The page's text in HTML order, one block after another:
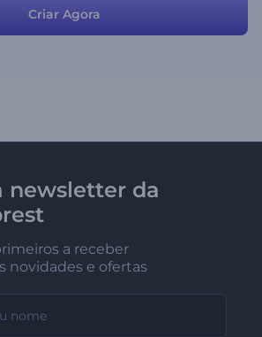
de cenas torna tudo possível!
Criar Agora
newsletter da
a receber
novidades e ofertas